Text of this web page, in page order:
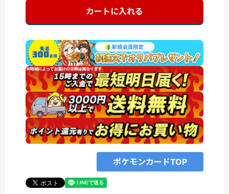
カートに入れる
ポケモンカードTOP